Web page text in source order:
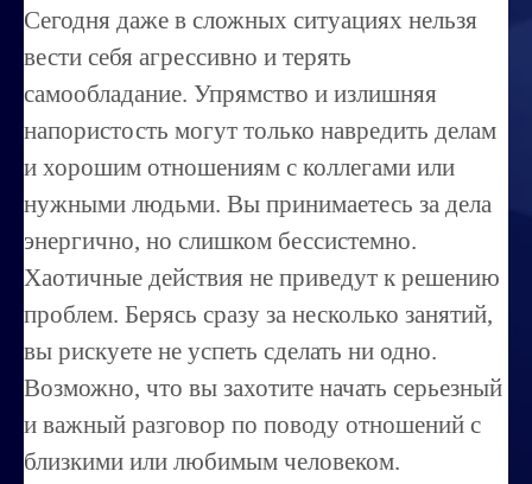
Магия денег
Ищем любовь
Позитивное мышление
Порча ,сглаз
Усовершенствование личности
Перепрограммирование на счастье
Секреты успешных продаж
Психоэнергетическая гимнастика
Занятия по эзотерике
Этика семейных взаимоотношений
Сегодня даже в сложных ситуациях нельзя
вести себя агрессивно и терять
самообладание. Упрямство и излишняя
напористость могут только навредить делам
и хорошим отношениям с коллегами или
нужными людьми. Вы принимаетесь за дела
энергично, но слишком бессистемно.
Хаотичные действия не приведут к решению
проблем. Берясь сразу за несколько занятий,
вы рискуете не успеть сделать ни одно.
Возможно, что вы захотите начать серьезный
и важный разговор по поводу отношений с
близкими или любимым человеком.